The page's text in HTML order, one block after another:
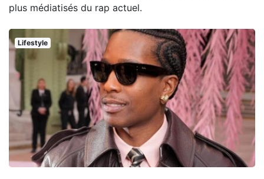
plus médiatisés du rap actuel.
Lifestyle